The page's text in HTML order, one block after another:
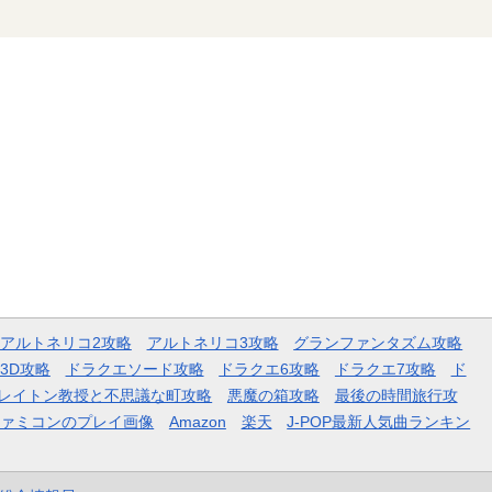
アルトネリコ2攻略 アルトネリコ3攻略
グランファンタズム攻略
攻略 ドラクエソード攻略 ドラクエ6攻略 ドラクエ7攻略
ド
レイトン教授と不思議な町攻略 悪魔の箱攻略
最後の時間旅行攻
ミコンのプレイ画像 Amazon 楽天
J-POP最新人気曲ランキン